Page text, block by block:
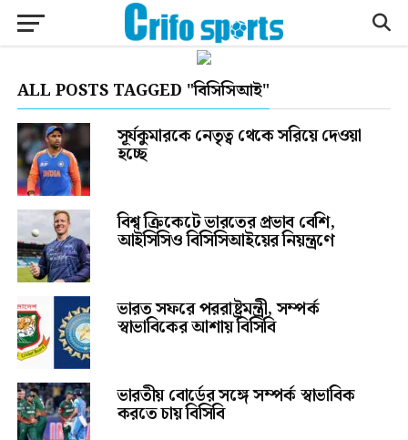
ALL POSTS TAGGED "বিসিসিআই"
সূর্যকুমারকে নেতৃত্ব থেকে সরিয়ে দেওয়া
হচ্ছে
বিশ্ব ক্রিকেটে ভারতের প্রভাব বেশি,
আইসিসিও বিসিসিআইয়ের নিয়ন্ত্রণে
ভারত সফরে পররাষ্ট্রমন্ত্রী, সম্পর্ক
স্বাভাবিকের আশায় বিসিবি
ভারতীয় বোর্ডের সঙ্গে সম্পর্ক স্বাভাবিক
করতে চায় বিসিবি